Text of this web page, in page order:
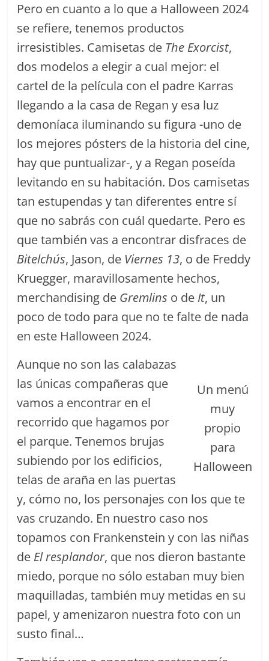
Pero en cuanto a lo que a Halloween 2024
se refiere, tenemos productos
irresistibles. Camisetas de The Exorcist,
dos modelos a elegir a cual mejor: el
cartel de la película con el padre Karras
llegando a la casa de Regan y esa luz
demoníaca iluminando su figura -uno de
los mejores pósters de la historia del cine,
hay que puntualizar-, y a Regan poseída
levitando en su habitación. Dos camisetas
tan estupendas y tan diferentes entre sí
que no sabrás con cuál quedarte. Pero es
que también vas a encontrar disfraces de
Bitelchús, Jason, de Viernes 13, o de Freddy
Kruegger, maravillosamente hechos,
merchandising de Gremlins o de It, un
poco de todo para que no te falte de nada
en este Halloween 2024.
Un menú
muy
propio
para
Halloween
Aunque no son las calabazas
las únicas compañeras que
vamos a encontrar en el
recorrido que hagamos por
el parque. Tenemos brujas
subiendo por los edificios,
telas de araña en las puertas
y, cómo no, los personajes con los que te
vas cruzando. En nuestro caso nos
topamos con Frankenstein y con las niñas
de El resplandor, que nos dieron bastante
miedo, porque no sólo estaban muy bien
maquilladas, también muy metidas en su
papel, y amenizaron nuestra foto con un
susto final…